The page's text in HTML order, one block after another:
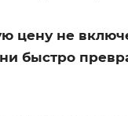
цену не
быстро